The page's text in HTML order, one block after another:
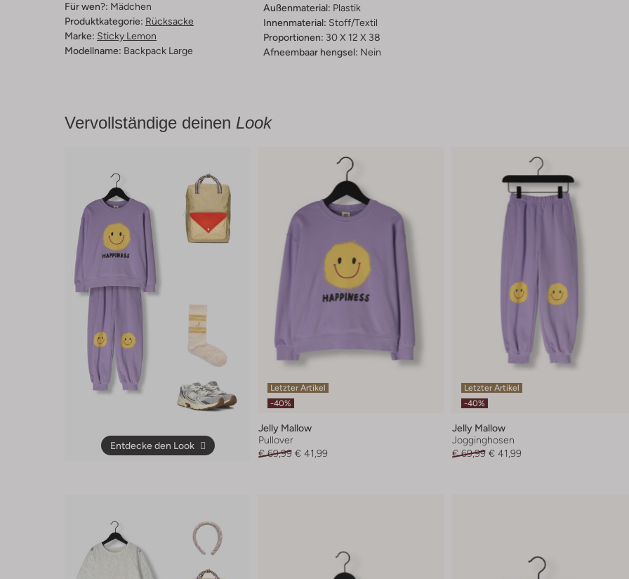
Für wen?: Mädchen
Produktkategorie: Rücksacke
Marke: Sticky Lemon
Modellname: Backpack Large
Außenmaterial: Plastik
Innenmaterial: Stoff/textil
Proportionen: 30 X 12 X 38
Afneembaar hengsel: Nein
Vervollständige deinen Look
Entdecke den Look
Letzter Artikel
-40%
Jelly Mallow
Pullover
€ 69,99 € 41,99
Letzter Artikel
-40%
Jelly Mallow
Jogginghosen
€ 69,99 € 41,99